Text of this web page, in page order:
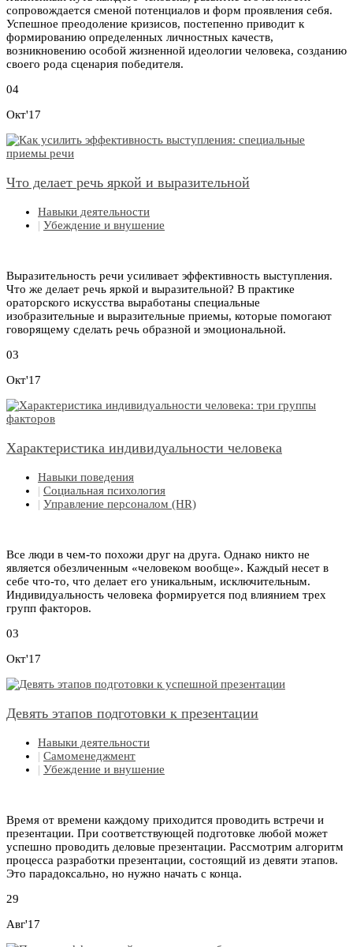
сопровождается сменой потенциалов и форм проявления себя.
Успешное преодоление кризисов, постепенно приводит к
формированию определенных личностных качеств,
возникновению особой жизненной идеологии человека, созданию
своего рода сценария победителя.
04
Окт'17
Что делает речь яркой и выразительной
Навыки деятельности
| Убеждение и внушение
Выразительность речи усиливает эффективность выступления.
Что же делает речь яркой и выразительной? В практике
ораторского искусства выработаны специальные
изобразительные и выразительные приемы, которые помогают
говорящему сделать речь образной и эмоциональной.
03
Окт'17
Характеристика индивидуальности человека
Навыки поведения
| Социальная психология
| Управление персоналом (HR)
Все люди в чем-то похожи друг на друга. Однако никто не
является обезличенным «человеком вообще». Каждый несет в
себе что-то, что делает его уникальным, исключительным.
Индивидуальность человека формируется под влиянием трех
групп факторов.
03
Окт'17
Девять этапов подготовки к презентации
Навыки деятельности
| Самоменеджмент
| Убеждение и внушение
Время от времени каждому приходится проводить встречи и
презентации. При соответствующей подготовке любой может
успешно проводить деловые презентации. Рассмотрим алгоритм
процесса разработки презентации, состоящий из девяти этапов.
Это парадоксально, но нужно начать с конца.
29
Авг'17